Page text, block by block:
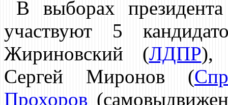
В выборах
участвуют 5
Жириновский (ЛДПР),
Сергей Миронов (
Прохоров